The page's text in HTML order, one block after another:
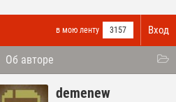
Вход
в мою ленту 3157
Об авторе
demenew